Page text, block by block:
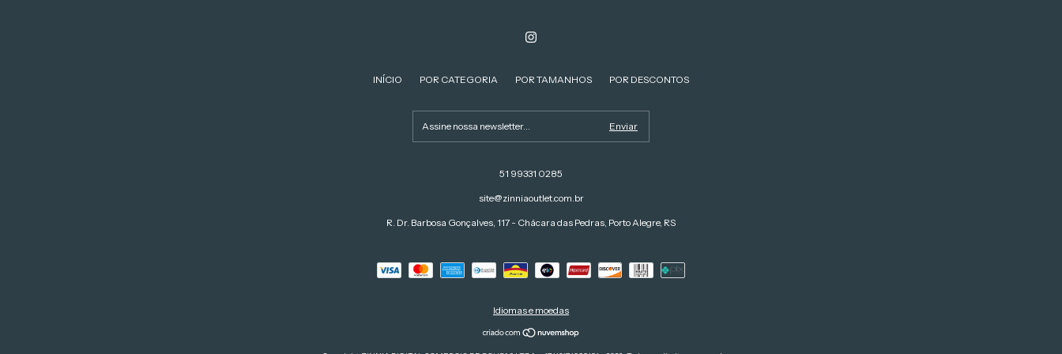
INÍCIO POR CATEGORIA POR TAMANHOS POR DESCONTOS
51 99331 0285
site@zinniaoutlet.com.br
R. Dr. Barbosa Gonçalves, 117 - Chácara das Pedras, Porto Alegre, RS
Idiomas e moedas